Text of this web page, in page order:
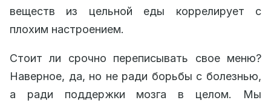
веществ из цельной еды коррелирует с
плохим настроением.
Стоит ли срочно переписывать свое меню?
Наверное, да, но не ради борьбы с болезнью,
а ради поддержки мозга в целом. Мы